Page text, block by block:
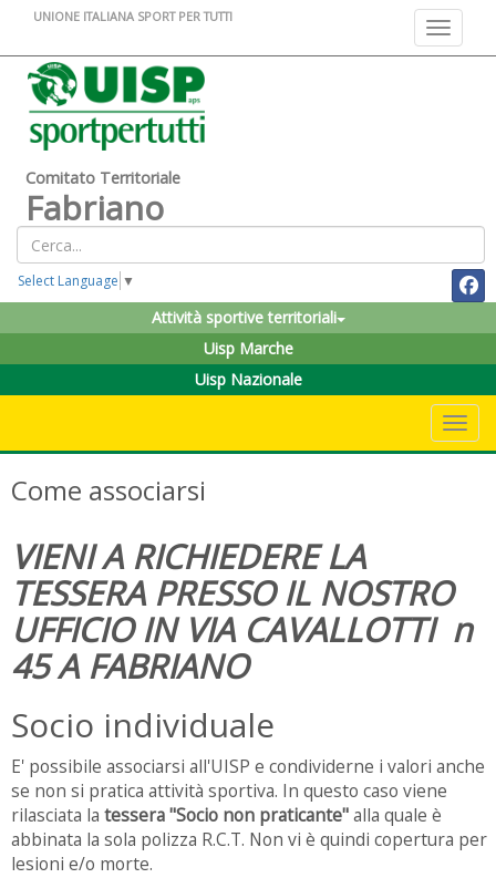
Toggle
UNIONE ITALIANA SPORT PER TUTTI
Comitato Territoriale
Fabriano
Select Language ▼
Attività sportive territoriali
Uisp Marche
Uisp Nazionale
Come associarsi
VIENI A RICHIEDERE LA
TESSERA PRESSO IL NOSTRO
UFFICIO IN VIA CAVALLOTTI n
45 A FABRIANO
Socio individuale
E' possibile associarsi all'UISP e condividerne i valori anche
se non si pratica attività sportiva. In questo caso viene
rilasciata la tessera "Socio non praticante"alla quale è
abbinata la sola polizza R.C.T. Non vi è quindi copertura per
lesioni e/o morte.